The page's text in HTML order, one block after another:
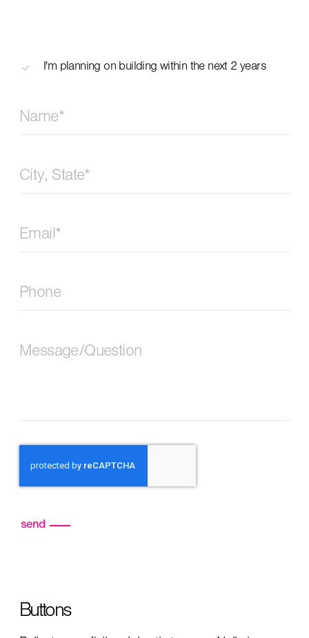
I'm planning on building within the next 2 years
Name*
City, State*
Email*
Phone
Message/Question
Buttons